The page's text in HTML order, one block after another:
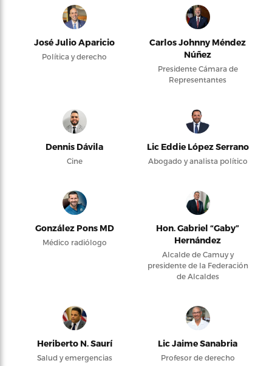
José Julio Aparicio
Política y derecho
Carlos Johnny Méndez
Núñez
Presidente Cámara de
Representantes
Dennis Dávila
Cine
Lic Eddie López Serrano
Abogado y analista político
González Pons MD
Médico radiólogo
Hon. Gabriel “Gaby”
Hernández
Alcalde de Camuy y
presidente de la Federación
de Alcaldes
Heriberto N. Saurí
Salud y emergencias
Lic Jaime Sanabria
Profesor de derecho